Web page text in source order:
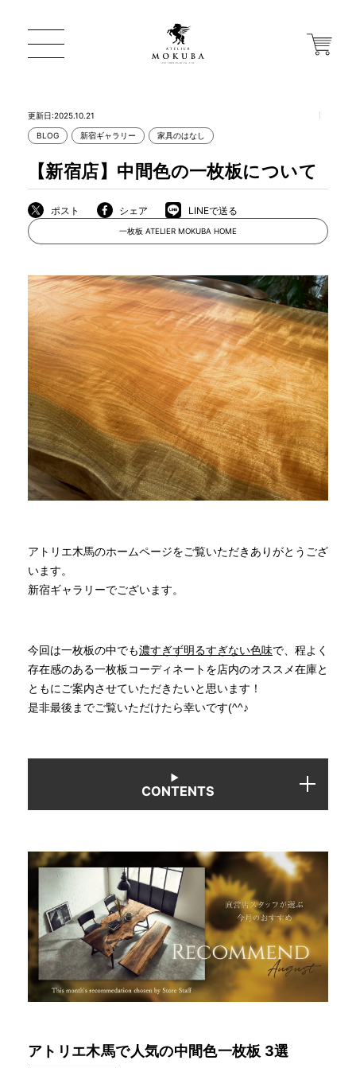
店舗から探す
MOKUBA について
商品情報
直営店
イベント
全商品一覧
新入荷情報
納品事例
INFORMATION
MOKUBA CHANNEL
よくあるご質問
お問い合わせ
更新日:2025.10.21
BLOG 新宿ギャラリー 家具のはなし
【新宿店】中間色の一枚板について
ポスト シェア LINEで送る
一枚板 ATELIER MOKUBA HOME
アトリエ木馬のホームページをご覧いただきありがとうござ
います。
新宿ギャラリーでございます。
今回は一枚板の中でも濃すぎず明るすぎない色味で、程よく
存在感のある一枚板コーディネートを店内のオススメ在庫と
ともにご案内させていただきたいと思います！
是非最後までご覧いただけたら幸いです(^^♪
CONTENTS
アトリエ木馬で人気の中間色一枚板 3選